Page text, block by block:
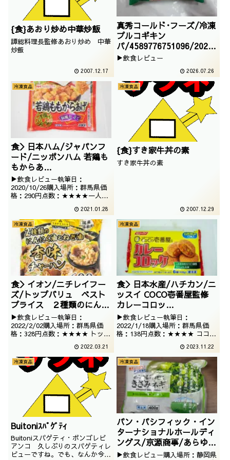
{食}あおり炒め中華炒飯
譚総料理長監修あおり炒め 中華
炒飯
2007.12.17
真秀コールド･フーズ/冷凍
プルコギキン
パ/4589776751096/2026
/1/17
▶飲食レビュー
2026.07.26
冷凍食品
食＞日本ハム/ジャパンフ
ード/ニッポンハム 若鶏も
もからあ
げ/4962849102153
/2020/10/07
▶飲食レビュー執筆日：
2020/10/26購入場所：群馬県価
格：290円点数：★★★★一人暮
基本的に切らしません。というこ
とで、日本ハムのももからあげで
ございます。
2021.01.28
冷凍食品
{食}すき家牛丼の素
すき家牛丼の素
2007.12.29
冷凍食品
食＞イオン/ニチレイフー
ズ/トップバリュ ベスト
プライス ２種類のにんに
く油とねぎ油 香味チャー
ハン/4549741765527
/2022/01/19
▶飲食レビュー執筆日：
2022/2/02購入場所：群馬県価
格：328円点数：★★★★ トップ
います。プライベートブランドで
も、文章系チャーハンが登場して
いるのですね。
2022.03.21
冷凍食品
食＞日本水産/ハチカン/ニ
ッスイ COCO壱番屋監修
カレーコロッ
ケ/4902150661611
/2021/10/27
▶飲食レビュー執筆日：
2022/1/18購入場所：群馬県価
格：138円点数：★★★★ ココイ
ます。自然解凍が出来る、お弁当
の強い味方でございます。はたし
て、どのような味わいなのでしょ
うか。
2023.11.22
冷凍食品
Buitoniｽﾊﾟｹﾞﾃｨ
Buitoniスパゲティ・ボンゴレビ
アンコ 久しぶりのスパゲティレ
ビューですね。でも、なんか今回
冷凍食品
パン・パシフィック・イン
ターナショナルホールディ
ングス/京源商事/あらゆる
料理にきざみネ
▶飲食レビュー購入場所：静岡県